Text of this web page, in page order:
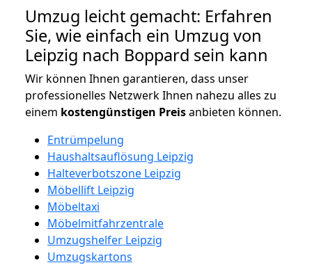
Umzug leicht gemacht: Erfahren
Sie, wie einfach ein Umzug von
Leipzig nach Boppard sein kann
Wir können Ihnen garantieren, dass unser
professionelles Netzwerk Ihnen nahezu alles zu
einem kostengünstigen Preisanbieten können.
Entrümpelung
Haushaltsauflösung Leipzig
Halteverbotszone Leipzig
Möbellift Leipzig
Möbeltaxi
Möbelmitfahrzentrale
Umzugshelfer Leipzig
Umzugskartons